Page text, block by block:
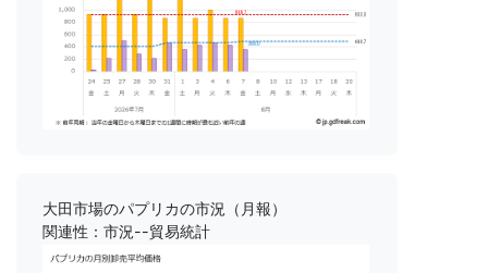
大田市場のパプリカの市況（月報）
関連性：市況--貿易統計